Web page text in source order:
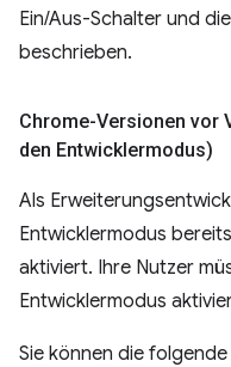
Ein/Aus-Schalter und
beschrieben.
Chrome-Versionen vor
den Entwicklermodus)
Als
Entwicklermodus
aktiviert. Ihre Nutzer
Entwicklermodus
Sie können die